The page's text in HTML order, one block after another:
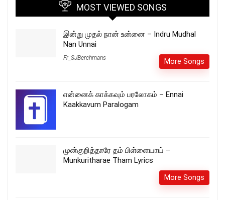
MOST VIEWED SONGS
இன்று முதல் நான் உன்னை – Indru Mudhal
Nan Unnai
Fr_SJBerchmans More Songs
என்னைக் காக்கவும் பரலோகம் – Ennai
Kaakkavum Paralogam
முன்குறித்தாரே தம் பிள்ளையாய் –
Munkuritharae Tham Lyrics
More Songs